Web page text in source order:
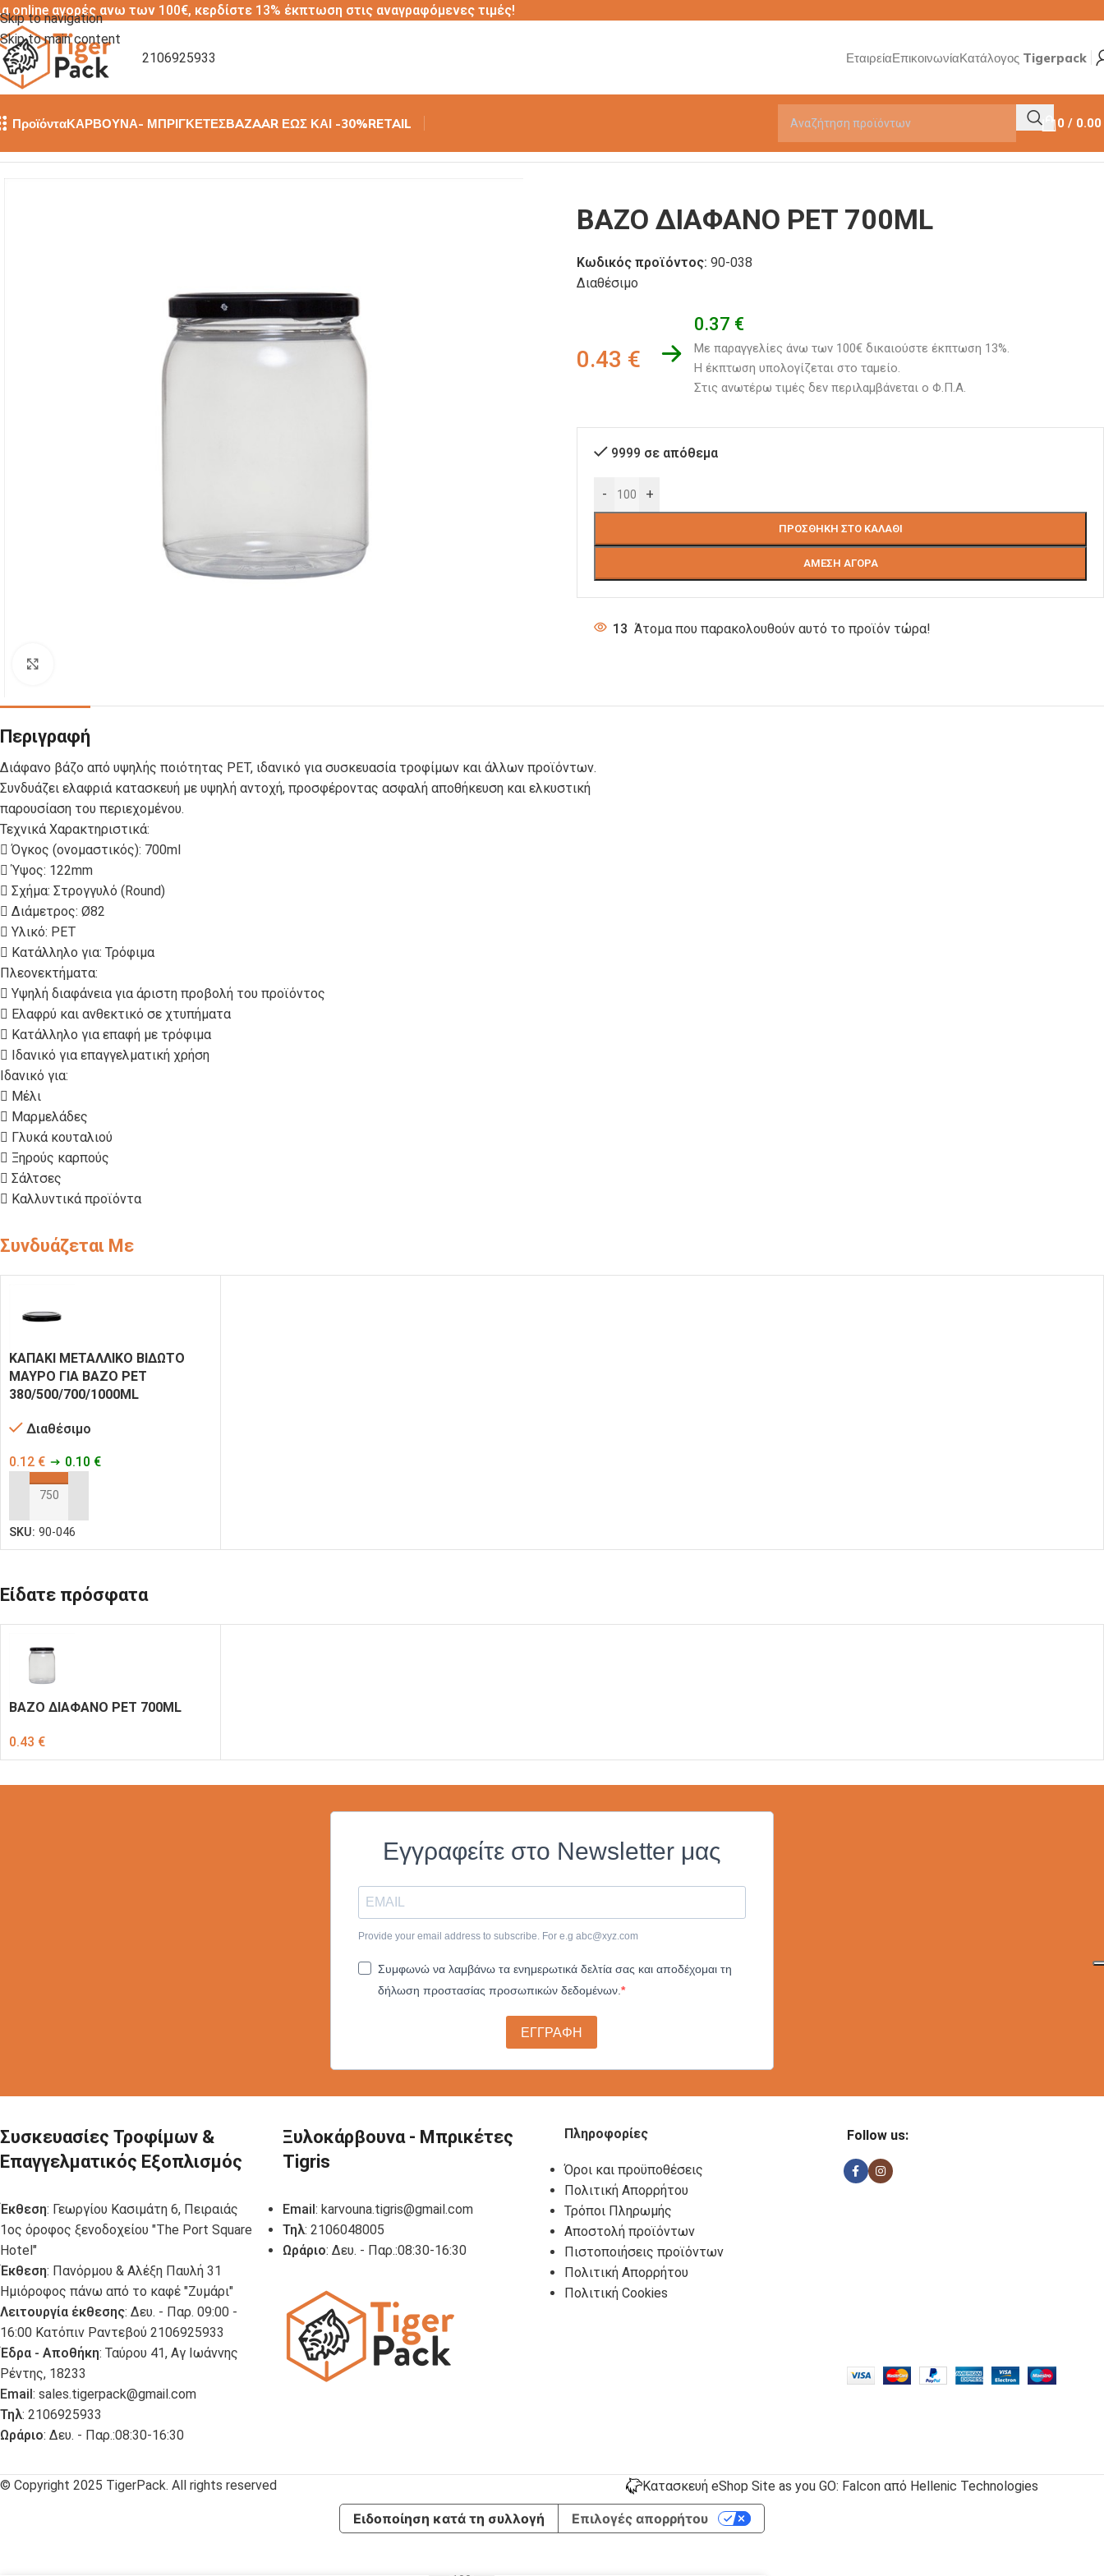
Skip to navigation
Skip to main content
online αγορές ανω των 100€, κερδίστε 13% έκπτωση στις αναγραφόμενες τιμές!
2106925933 ΕταιρείαΕπικοινωνίαΚατάλογος Tigerpack
Προϊόντα
ΠΟΛΥΠΡΟΠΥΛΕΝΙΟΥ
ΚΟΥΤΙΑ
ΦΑΓΗΤΟΥ
ΧΑΡΤΙΝΑ KRAFT
ΣΚΕΥΗ ΓΙΑ
ΣΟΥΣΙ
ΣΩΣΑΚΙΑ-
ΝΤΙΠΑΚΙΑ
ΚΑΡΒΟΥΝΑ- ΜΠΡΙΓΚΕΤΕΣBAZAAR ΕΩΣ ΚΑΙ -30%RETAIL 0 / 0.00
ΒΑΖΟ ΔΙΑΦΑΝΟ PET 700ML
Κωδικός προϊόντος: 90-038
Διαθέσιμο
0.43 €
0.37 €
Με παραγγελίες άνω των 100€ δικαιούστε έκπτωση 13%.
Η έκπτωση υπολογίζεται στο ταμείο.
Στις ανωτέρω τιμές δεν περιλαμβάνεται ο Φ.Π.Α.
9999 σε απόθεμα
- +
ΠΡΟΣΘΉΚΗ ΣΤΟ ΚΑΛΆΘΙ
ΆΜΕΣΗ ΑΓΟΡΆ
13 Άτομα που παρακολουθούν αυτό το προϊόν τώρα!
Περιγραφή
Διάφανο βάζο από υψηλής ποιότητας PET, ιδανικό για συσκευασία τροφίμων και άλλων προϊόντων.
Συνδυάζει ελαφριά κατασκευή με υψηλή αντοχή, προσφέροντας ασφαλή αποθήκευση και ελκυστική
παρουσίαση του περιεχομένου.
Τεχνικά Χαρακτηριστικά:
 Όγκος (ονομαστικός): 700ml
 Ύψος: 122mm
 Σχήμα: Στρογγυλό (Round)
 Διάμετρος: Ø82
 Υλικό: PET
 Κατάλληλο για: Τρόφιμα
Πλεονεκτήματα:
 Υψηλή διαφάνεια για άριστη προβολή του προϊόντος
 Ελαφρύ και ανθεκτικό σε χτυπήματα
 Κατάλληλο για επαφή με τρόφιμα
 Ιδανικό για επαγγελματική χρήση
Ιδανικό για:
 Μέλι
 Μαρμελάδες
 Γλυκά κουταλιού
 Ξηρούς καρπούς
 Σάλτσες
 Καλλυντικά προϊόντα
Συνδυάζεται Με
ΚΑΠΑΚΙ ΜΕΤΑΛΛΙΚΟ ΒΙΔΩΤΟ
ΜΑΥΡΟ ΓΙΑ ΒΑΖΟ PET
380/500/700/1000ML
Διαθέσιμο
0.12 € 0.10 €
ΠΡΟΣΘΉΚΗ ΣΤΟ ΚΑΛΆΘΙ
SKU: 90-046
Είδατε πρόσφατα
ΒΑΖΟ ΔΙΑΦΑΝΟ PET 700ML
0.43 €
Εγγραφείτε στο Newsletter μας
Provide your email address to subscribe. For e.g abc@xyz.com
Συμφωνώ να λαμβάνω τα ενημερωτικά δελτία σας και αποδέχομαι τη
δήλωση προστασίας προσωπικών δεδομένων.
ΕΓΓΡΑΦΗ
Συσκευασίες Τροφίμων &
Επαγγελματικός Εξοπλισμός
Έκθεση: Γεωργίου Κασιμάτη 6, Πειραιάς
1ος όροφος ξενοδοχείου "The Port Square
Hotel"
Έκθεση: Πανόρμου & Αλέξη Παυλή 31
Ημιόροφος πάνω από το καφέ "Ζυμάρι"
Λειτουργία έκθεσης: Δευ. - Παρ. 09:00 -
16:00 Κατόπιν Ραντεβού 2106925933
Έδρα - Αποθήκη: Ταύρου 41, Αγ Ιωάννης
Ρέντης, 18233
Email : sales.tigerpack@gmail.com
Τηλ: 2106925933
Ωράριο: Δευ. - Παρ.:08:30-16:30
Ξυλοκάρβουνα - Μπρικέτες
Tigris
Email : karvouna.tigris@gmail.com
Τηλ: 2106048005
Ωράριο: Δευ. - Παρ.:08:30-16:30
Πληροφορίες
Όροι και προϋποθέσεις
Πολιτική Απορρήτου
Τρόποι Πληρωμής
Αποστολή προϊόντων
Πιστοποιήσεις προϊόντων
Πολιτική Απορρήτου
Πολιτική Cookies
Follow us:
© Copyright 2025 TigerPack. All rights reserved Κατασκευή eShop Site as you GO: Falcon από Hellenic Technologies
Ειδοποίηση κατά τη συλλογή Επιλογές απορρήτου